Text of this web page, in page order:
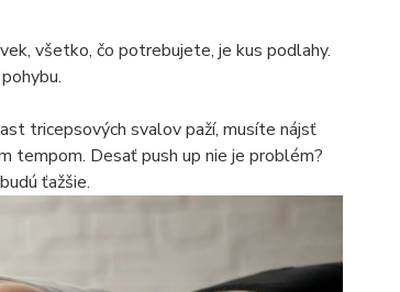
všetko, čo potrebujete, je kus podlahy.
tricepsových svalov paží, musíte nájsť
tempom. Desať push up nie je problém?
ťažšie.